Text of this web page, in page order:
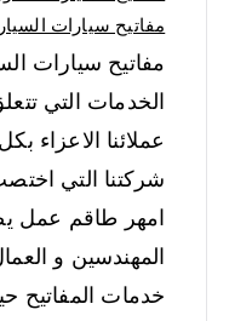
مفاتيح سيارات
مفاتيح سيارات
الخدمات التي
عملائنا الاعزاء
شركتنا التي
امهر طاقم عمل
المهندسين و
خدمات المفاتيح